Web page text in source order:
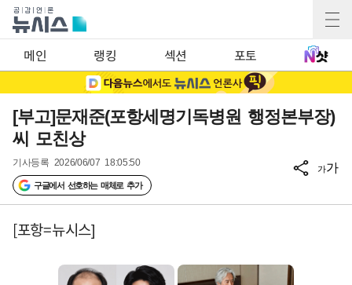
메인 랭킹 섹션 포토
[부고]문재준(포항세명기독병원 행정본부장)
씨 모친상
기사등록 2026/06/07 18:05:50
구글에서 선호하는 매체로 추가
가가
[포항=뉴시스]